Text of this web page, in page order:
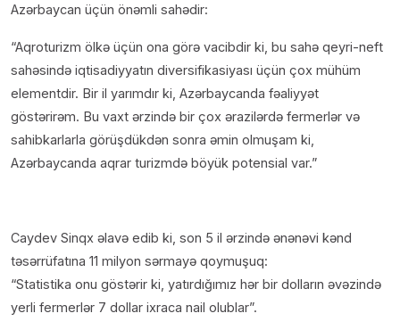
Azərbaycan üçün önəmli sahədir:
“Aqroturizm ölkə üçün ona görə vacibdir ki, bu sahə qeyri-neft
sahəsində iqtisadiyyatın diversifikasiyası üçün çox mühüm
elementdir. Bir il yarımdır ki, Azərbaycanda fəaliyyət
göstərirəm. Bu vaxt ərzində bir çox ərazilərdə fermerlər və
sahibkarlarla görüşdükdən sonra əmin olmuşam ki,
Azərbaycanda aqrar turizmdə böyük potensial var.”
Caydev Sinqx əlavə edib ki, son 5 il ərzində ənənəvi kənd
təsərrüfatına 11 milyon sərmayə qoymuşuq:
“Statistika onu göstərir ki, yatırdığımız hər bir dolların əvəzində
yerli fermerlər 7 dollar ixraca nail olublar”.